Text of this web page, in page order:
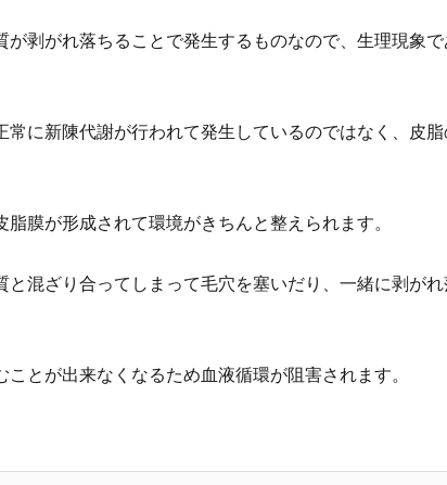
剥がれ落ちることで発生するものなので、生理現象
に新陳代謝が行われて発生しているのではなく、皮
膜が形成されて環境がきちんと整えられます。
混ざり合ってしまって毛穴を塞いだり、一緒に剥が
とが出来なくなるため血液循環が阻害されます。